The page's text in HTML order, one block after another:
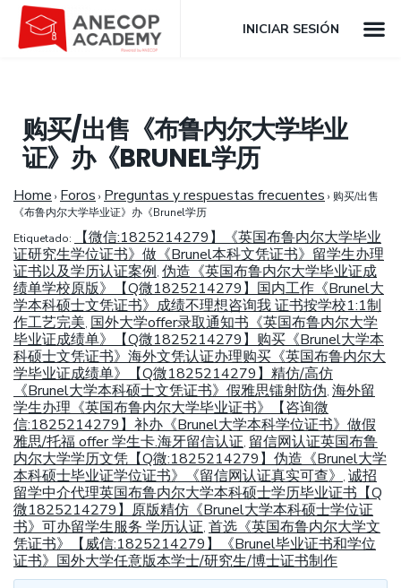
INICIAR SESIÓN
购买/出售《布鲁内尔大学毕业
证》办《BRUNEL学历
Home › Foros › Preguntas y respuestas frecuentes › 购买/出售
《布鲁内尔大学毕业证》办《Brunel学历
Etiquetado:
【微信:1825214279】《英国布鲁内尔大学毕业
证研究生学位证书》做《Brunel本科文凭证书》留学生办理
证书以及学历认证案例, 伪造《英国布鲁内尔大学毕业证成
绩单学校原版》【Q微1825214279】国内工作《Brunel大
学本科硕士文凭证书》成绩不理想咨询我 证书按学校1:1制
作工艺完美, 国外大学offer录取通知书《英国布鲁内尔大学
毕业证成绩单》【Q微1825214279】购买《Brunel大学本
科硕士文凭证书》海外文凭认证办理购买《英国布鲁内尔大
学毕业证成绩单》【Q微1825214279】精仿/高仿
《Brunel大学本科硕士文凭证书》假雅思镭射防伪, 海外留
学生办理《英国布鲁内尔大学毕业证书》【咨询微
信:1825214279】补办《Brunel大学本科学位证书》做假
雅思/托福 offer 学生卡.海牙留信认证, 留信网认证英国布鲁
内尔大学学历文凭【Q微:1825214279】伪造《Brunel大学
本科硕士毕业证学位证书》《留信网认证真实可查》
, 诚招
留学中介代理英国布鲁内尔大学本科硕士学历毕业证书【Q
微1825214279】原版精仿《Brunel大学本科硕士学位证
书》可办留学生服务 学历认证, 首选《英国布鲁内尔大学文
凭证书》【威信:1825214279】《Brunel毕业证书和学位
证书》国外大学任意版本学士/研究生/博士证书制作